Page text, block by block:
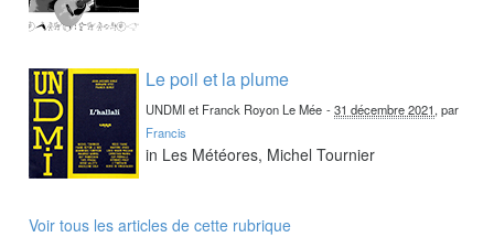
Le poil et la plume
UNDMI et Franck Royon Le Mée -31 décembre 2021, par
Francis
in Les Météores, Michel Tournier
Voir tous les articles de cette rubrique